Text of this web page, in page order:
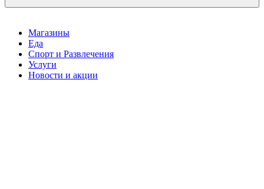
Магазины
Еда
Спорт и Развлечения
Услуги
Новости и акции